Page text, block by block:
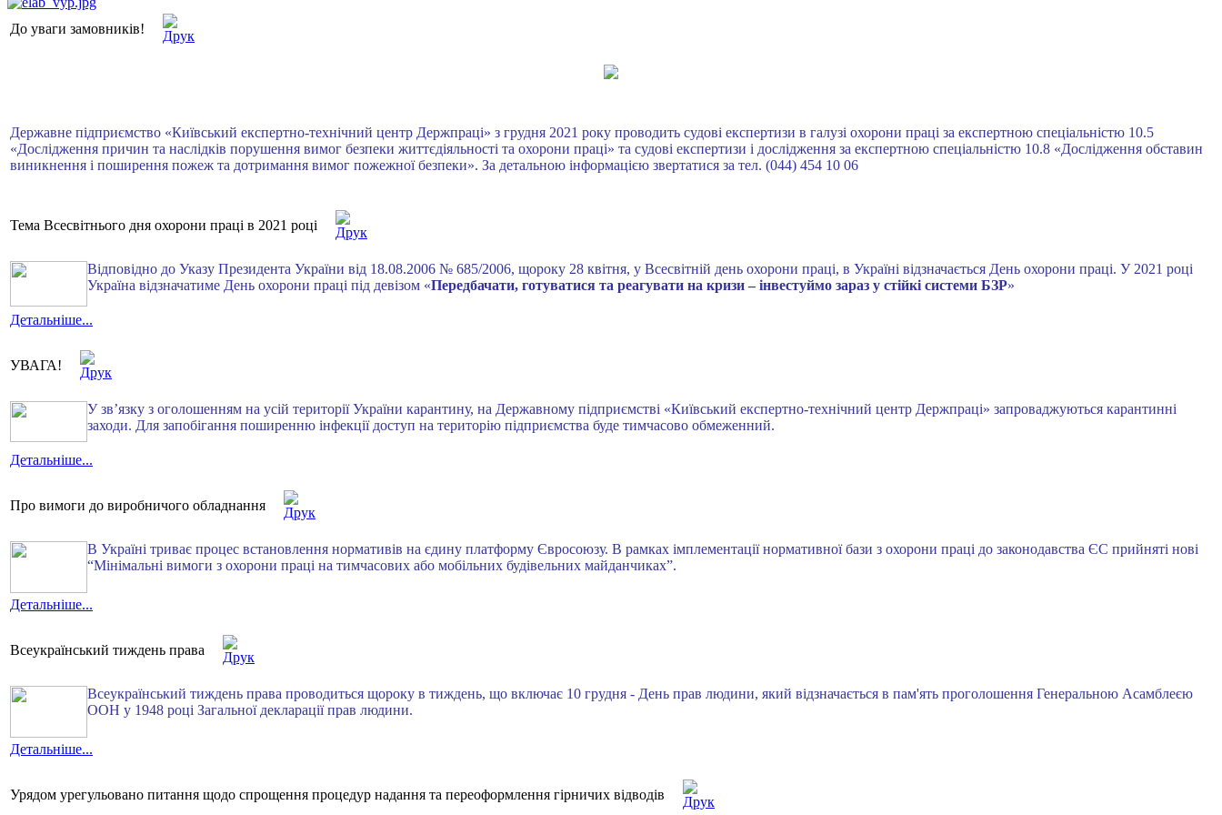
До уваги замовників!
Державне підприємство «Київський експертно-технічний центр Держпраці» з грудня 2021 року проводить судові експертизи в галузі охорони праці за експертною спеціальністю 10.5
«Дослідження причин та наслідків порушення вимог безпеки життєдіяльності та охорони праці» та судові експертизи і дослідження за експертною спеціальністю 10.8 «Дослідження обставин
виникнення і поширення пожеж та дотримання вимог пожежної безпеки». За детальною інформацією звертатися за тел. (044) 454 10 06
Тема Всесвітнього дня охорони праці в 2021 році
Відповідно до Указу Президента України від 18.08.2006 № 685/2006, щороку 28 квітня, у Всесвітній день охорони праці, в Україні відзначається День охорони праці. У 2021 році
Україна відзначатиме День охорони праці під девізом «Передбачати, готуватися та реагувати на кризи – інвестуймо зараз у стійкі системи БЗР»
Детальніше...
УВАГА!
У зв’язку з оголошенням на усій території України карантину, на Державному підприємстві «Київський експертно-технічний центр Держпраці» запроваджуються карантинні
заходи. Для запобігання поширенню інфекції доступ на територію підприємства буде тимчасово обмеженний.
Детальніше...
Про вимоги до виробничого обладнання
В Україні триває процес встановлення нормативів на єдину платформу Євросоюзу. В рамках імплементації нормативної бази з охорони праці до законодавства ЄС прийняті нові
“Мінімальні вимоги з охорони праці на тимчасових або мобільних будівельних майданчиках”.
Детальніше...
Всеукраїнський тиждень права
Всеукраїнський тиждень права проводиться щороку в тиждень, що включає 10 грудня - День прав людини, який відзначається в пам'ять проголошення Генеральною Асамблеєю
ООН у 1948 році Загальної декларації прав людини.
Детальніше...
Урядом урегульовано питання щодо спрощення процедур надання та переоформлення гірничих відводів